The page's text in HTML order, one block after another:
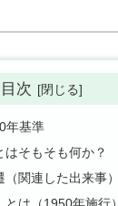
目次
年基準
はそもそも何か？
関連した出来事）
とは（1950年施行）